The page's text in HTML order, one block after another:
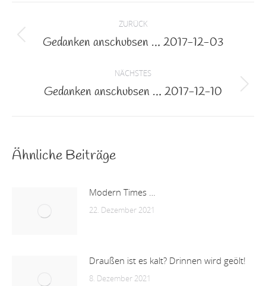
Kommentarnavigation
ZURÜCK
Vorheriger
Gedanken anschubsen … 2017-12-03
NÄCHSTES
Nächster
Gedanken anschubsen … 2017-12-10
Ähnliche Beiträge
Modern Times …
22. Dezember 2021
Draußen ist es kalt? Drinnen wird geölt!
8. Dezember 2021